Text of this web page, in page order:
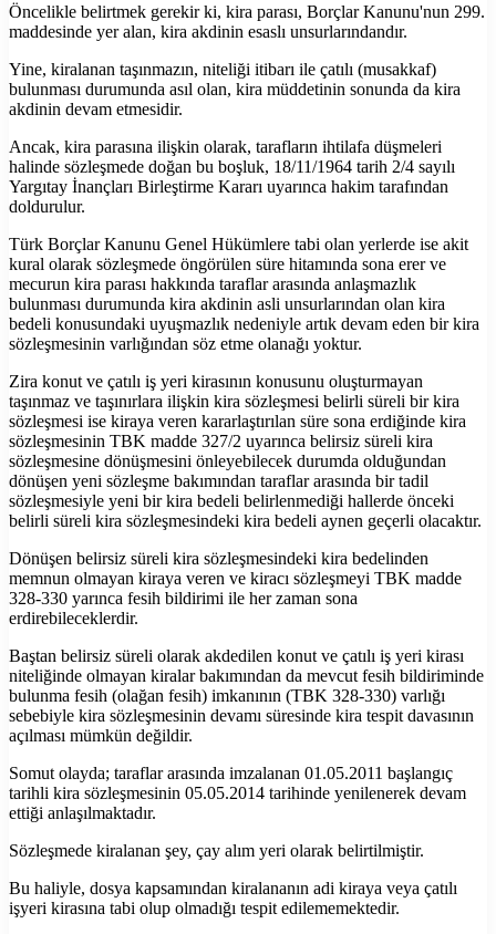
Öncelikle belirtmek gerekir ki, kira parası, Borçlar Kanunu'nun 299.
maddesinde yer alan, kira akdinin esaslı unsurlarındandır.
Yine, kiralanan taşınmazın, niteliği itibarı ile çatılı (musakkaf)
bulunması durumunda asıl olan, kira müddetinin sonunda da kira
akdinin devam etmesidir.
Ancak, kira parasına ilişkin olarak, tarafların ihtilafa düşmeleri
halinde sözleşmede doğan bu boşluk, 18/11/1964 tarih 2/4 sayılı
Yargıtay İnançları Birleştirme Kararı uyarınca hakim tarafından
doldurulur.
Türk Borçlar Kanunu Genel Hükümlere tabi olan yerlerde ise akit
kural olarak sözleşmede öngörülen süre hitamında sona erer ve
mecurun kira parası hakkında taraflar arasında anlaşmazlık
bulunması durumunda kira akdinin asli unsurlarından olan kira
bedeli konusundaki uyuşmazlık nedeniyle artık devam eden bir kira
sözleşmesinin varlığından söz etme olanağı yoktur.
Zira konut ve çatılı iş yeri kirasının konusunu oluşturmayan
taşınmaz ve taşınırlara ilişkin kira sözleşmesi belirli süreli bir kira
sözleşmesi ise kiraya veren kararlaştırılan süre sona erdiğinde kira
sözleşmesinin TBK madde 327/2 uyarınca belirsiz süreli kira
sözleşmesine dönüşmesini önleyebilecek durumda olduğundan
dönüşen yeni sözleşme bakımından taraflar arasında bir tadil
sözleşmesiyle yeni bir kira bedeli belirlenmediği hallerde önceki
belirli süreli kira sözleşmesindeki kira bedeli aynen geçerli olacaktır.
Dönüşen belirsiz süreli kira sözleşmesindeki kira bedelinden
memnun olmayan kiraya veren ve kiracı sözleşmeyi TBK madde
328-330 yarınca fesih bildirimi ile her zaman sona
erdirebileceklerdir.
Baştan belirsiz süreli olarak akdedilen konut ve çatılı iş yeri kirası
niteliğinde olmayan kiralar bakımından da mevcut fesih bildiriminde
bulunma fesih (olağan fesih) imkanının (TBK 328-330) varlığı
sebebiyle kira sözleşmesinin devamı süresinde kira tespit davasının
açılması mümkün değildir.
Somut olayda; taraflar arasında imzalanan 01.05.2011 başlangıç
tarihli kira sözleşmesinin 05.05.2014 tarihinde yenilenerek devam
ettiği anlaşılmaktadır.
Sözleşmede kiralanan şey, çay alım yeri olarak belirtilmiştir.
Bu haliyle, dosya kapsamından kiralananın adi kiraya veya çatılı
işyeri kirasına tabi olup olmadığı tespit edilememektedir.